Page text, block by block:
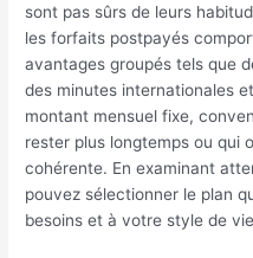
sont pas sûrs de leurs
les forfaits postpayés
avantages groupés tels que
des minutes internationales
montant mensuel fixe,
rester plus longtemps ou qui
cohérente. En examinant
pouvez sélectionner le plan
besoins et à votre style de